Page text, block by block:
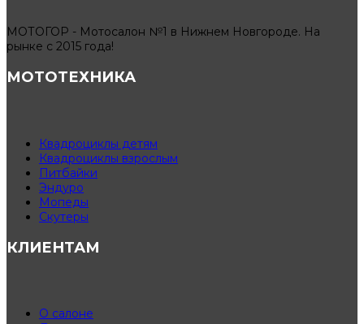
МОТОГОР - Мотосалон №1 в Нижнем Новгороде. На
рынке с 2015 года!
МОТОТЕХНИКА
Квадроциклы детям
Квадроциклы взрослым
Питбайки
Эндуро
Мопеды
Скутеры
КЛИЕНТАМ
О салоне